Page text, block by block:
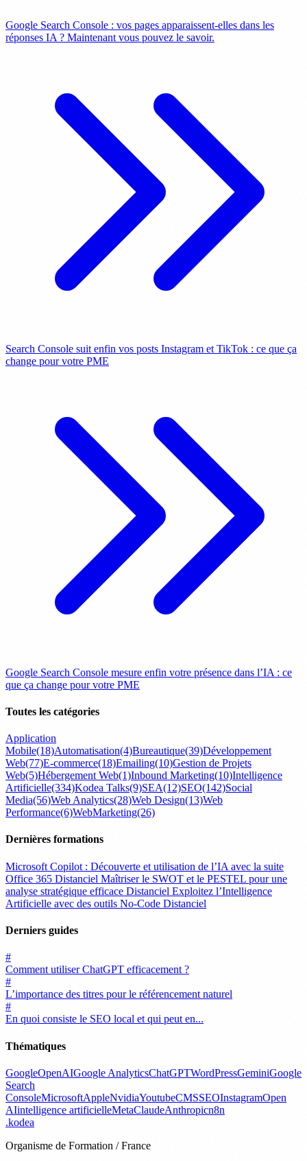
Google Search Console : vos pages apparaissent-elles dans les
réponses IA ? Maintenant vous pouvez le savoir.
Search Console suit enfin vos posts Instagram et TikTok : ce que ça
change pour votre PME
Google Search Console mesure enfin votre présence dans l’IA : ce
que ça change pour votre PME
Toutes les catégories
Application
Mobile(18)Automatisation(4)Bureautique(39)Développement
Web(77)E-commerce(18)Emailing(10)Gestion de Projets
Web(5)Hébergement Web(1)Inbound Marketing(10)Intelligence
Artificielle(334)Kodea Talks(9)SEA(12)SEO(142)Social
Media(56)Web Analytics(28)Web Design(13)Web
Performance(6)WebMarketing(26)
Dernières formations
Microsoft Copilot : Découverte et utilisation de l’IA avec la suite
Office 365 Distanciel Maîtriser le SWOT et le PESTEL pour une
analyse stratégique efficace Distanciel Exploitez l’Intelligence
Artificielle avec des outils No-Code Distanciel
Derniers guides
#
Comment utiliser ChatGPT efficacement ?
#
L’importance des titres pour le référencement naturel
#
En quoi consiste le SEO local et qui peut en...
Thématiques
GoogleOpenAIGoogle AnalyticsChatGPTWordPressGeminiGoogle
Search
ConsoleMicrosoftAppleNvidiaYoutubeCMSSEOInstagramOpen
AIintelligence artificielleMetaClaudeAnthropicn8n
.kodea
Organisme de Formation / France